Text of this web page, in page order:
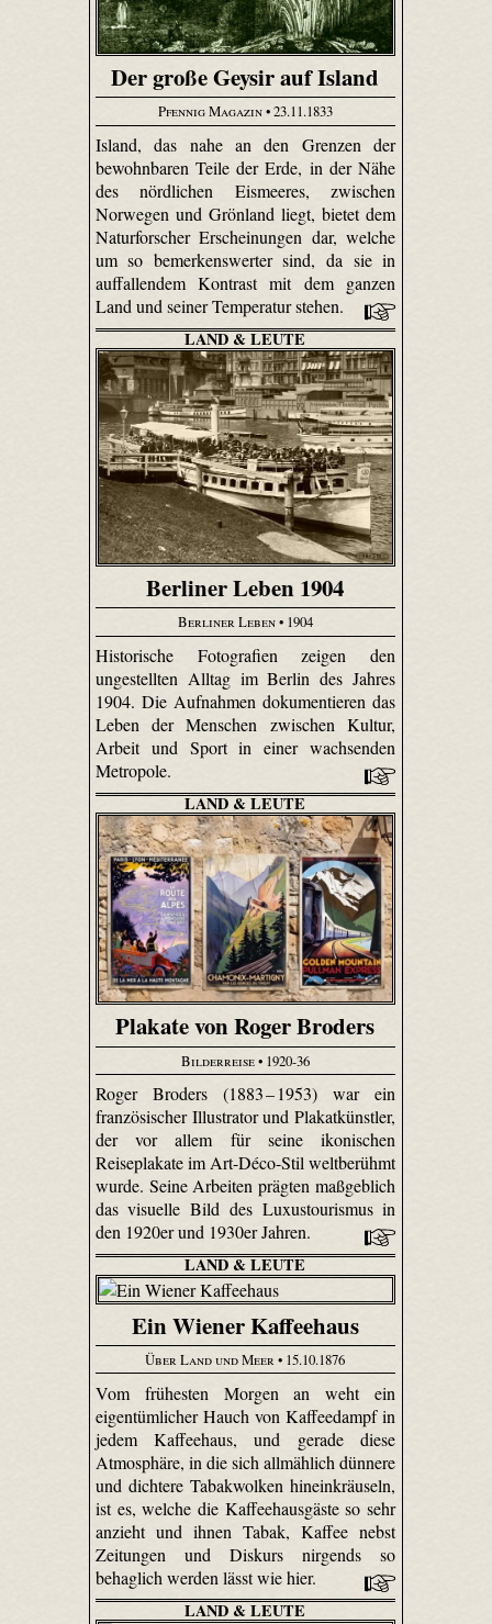
Der große Geysir auf Island
Pfennig Magazin• 23.11.1833
Island, das nahe an den Grenzen der
bewohnbaren Teile der Erde, in der Nähe
des nördlichen Eismeeres, zwischen
Norwegen und Grönland liegt, bietet dem
Naturforscher Erscheinungen dar, welche
um so bemerkenswerter sind, da sie in
auffallendem Kontrast mit dem ganzen
Land und seiner Temperatur stehen.
LAND & LEUTE
Berliner Leben 1904
Berliner Leben• 1904
Historische Fotografien zeigen den
ungestellten Alltag im Berlin des Jahres
1904. Die Aufnahmen dokumentieren das
Leben der Menschen zwischen Kultur,
Arbeit und Sport in einer wachsenden
Metropole.
LAND & LEUTE
Plakate von Roger Broders
Bilderreise• 1920-36
Roger Broders (1883 – 1953) war ein
französischer Illustrator und Plakatkünstler,
der vor allem für seine ikonischen
Reiseplakate im Art-Déco-Stil weltberühmt
wurde. Seine Arbeiten prägten maßgeblich
das visuelle Bild des Luxustourismus in
den 1920er und 1930er Jahren.
LAND & LEUTE
Ein Wiener Kaffeehaus
Über Land und Meer• 15.10.1876
Vom frühesten Morgen an weht ein
eigentümlicher Hauch von Kaffeedampf in
jedem Kaffeehaus, und gerade diese
Atmosphäre, in die sich allmählich dünnere
und dichtere Tabakwolken hineinkräuseln,
ist es, welche die Kaffeehausgäste so sehr
anzieht und ihnen Tabak, Kaffee nebst
Zeitungen und Diskurs nirgends so
behaglich werden lässt wie hier.
LAND & LEUTE